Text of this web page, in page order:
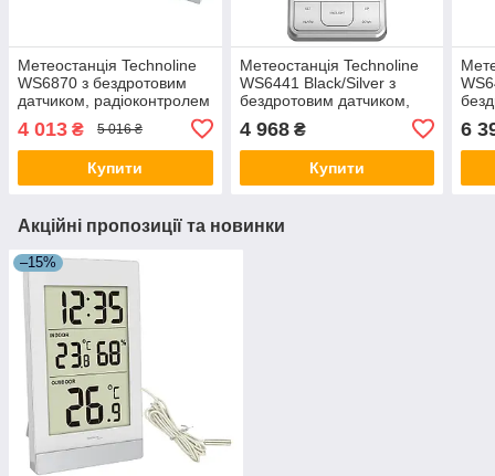
Метеостанція Technoline
WS6870 з бездротовим
датчиком, радіоконтролем
4 013 ₴ 5 016 ₴
Купити
Метеостанція Technoline
WS6441 Black/Silver з
бездротовим датчиком,
кольоровий дисплей
4 968₴
Купити
6
Акційні пропозиції та новинки
–15%